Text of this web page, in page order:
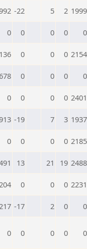
-22 5 2 1999
0 0 0 0 0
0 0 0 2154
0 0 0 0
0 0 0 0 2401
-19 7 3 1937
0 0 0 0 2185
13 21 19 2488
0 0 0 2231
-17 2 0 0
0 0 0 0 0